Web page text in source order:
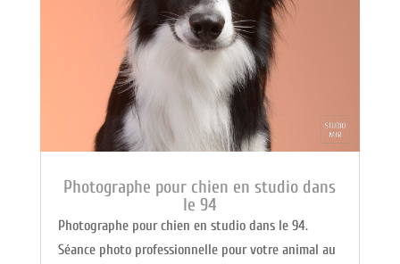
Photographe pour chien en studio dans
le 94
Photographe pour chien en studio dans le 94.
Séance photo professionnelle pour votre animal au